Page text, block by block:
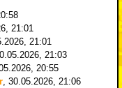
21:01
21:01
21:03
20:55
30.05.2026, 21:06